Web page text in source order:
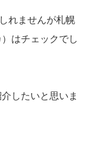
れませんが札幌
はチェックでし
したいと思いま